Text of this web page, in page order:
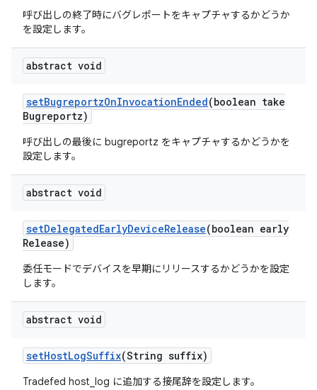
呼び出しの終了時にバグレポートをキャプチャするかどうか
を設定します。
abstract void
setBugreportzOnInvocationEnded(boolean take
Bugreportz)
呼び出しの最後に bugreportz をキャプチャするかどうかを
設定します。
abstract void
setDelegatedEarlyDeviceRelease(boolean early
Release)
委任モードでデバイスを早期にリリースするかどうかを設定
します。
abstract void
setHostLogSuffix(String suffix)
Tradefed host_log に追加する接尾辞を設定します。